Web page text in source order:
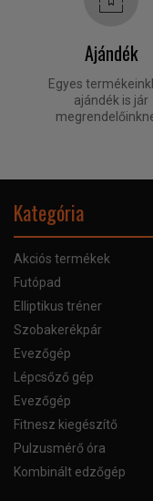
Ajándék
Egyes
ajándék is jár
Kategória
Akciós termékek
Futópad
Elliptikus tréner
Szobakerékpár
Evezőgép
Lépcsőző gép
Evezőgép
Fitnesz kiegészítő
Pulzusmérő óra
Kombinált edzőgép